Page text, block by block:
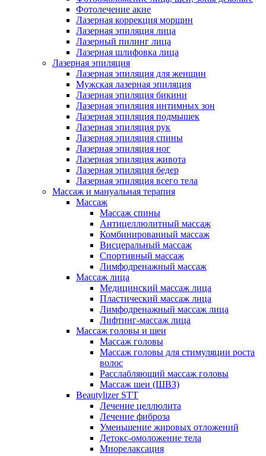
Фотолечение акне
Лазерная коррекция морщин
Лазерная эпиляция лица
Лазерный пилинг лица
Лазерная шлифовка лица
Лазерная эпиляция
Лазерная эпиляция для женщин
Мужская лазерная эпиляция
Лазерная эпиляция бикини
Лазерная эпиляция интимных зон
Лазерная эпиляция подмышек
Лазерная эпиляция рук
Лазерная эпиляция спины
Лазерная эпиляция ног
Лазерная эпиляция живота
Лазерная эпиляция бедер
Лазерная эпиляция всего тела
Массаж и мануальная терапия
Массаж
Массаж спины
Антицеллюлитный массаж
Комбинированный массаж
Висцеральный массаж
Спортивный массаж
Лимфодренажный массаж
Массаж лица
Медицинский массаж лица
Пластический массаж лица
Лимфодренажный массаж лица
Лифтинг-массаж лица
Массаж головы и шеи
Массаж головы
Массаж головы для стимуляции роста
волос
Расслабляющий массаж головы
Массаж шеи (ШВЗ)
Beautylizer STT
Лечение целлюлита
Лечение фиброза
Уменьшение жировых отложений
Детокс-омоложение тела
Миорелаксация